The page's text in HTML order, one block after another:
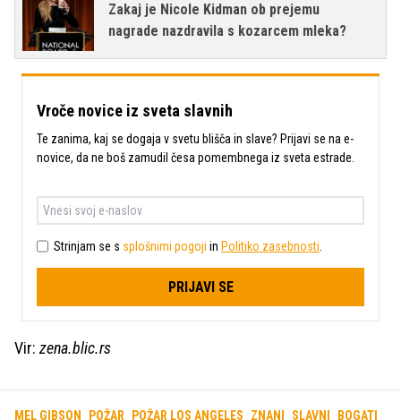
Zakaj je Nicole Kidman ob prejemu
nagrade nazdravila s kozarcem mleka?
Vroče novice iz sveta slavnih
Te zanima, kaj se dogaja v svetu blišča in slave? Prijavi se na e-
novice, da ne boš zamudil česa pomembnega iz sveta estrade.
Strinjam se s splošnimi pogoji in Politiko zasebnosti
PRIJAVI SE
Vir: zena.blic.rs
MEL GIBSON POŽAR POŽAR LOS ANGELES ZNANI SLAVNI BOGATI